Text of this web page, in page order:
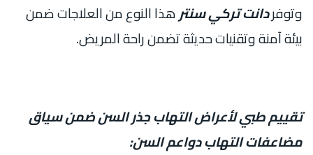
وتوفردانت تركي سنترهذا النوع من العلاجات ضمن
بيئة آمنة وتقنيات حديثة تضمن راحة المريض.
تقييم طبي لأعراض التهاب جذر السن ضمن سياق
مضاعفات التهاب دواعم السن: